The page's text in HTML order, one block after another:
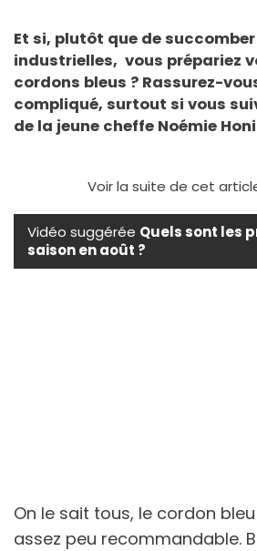
Et si, plutôt que de
industrielles, vous prépariez
cordons bleus ? Rassurez-
compliqué, surtout si vous
de la jeune cheffe Noémie
Voir la suite de cet
Vidéo suggérée Quels sont les
saison en août ?
On le sait tous, le cordon
assez peu recommandable.